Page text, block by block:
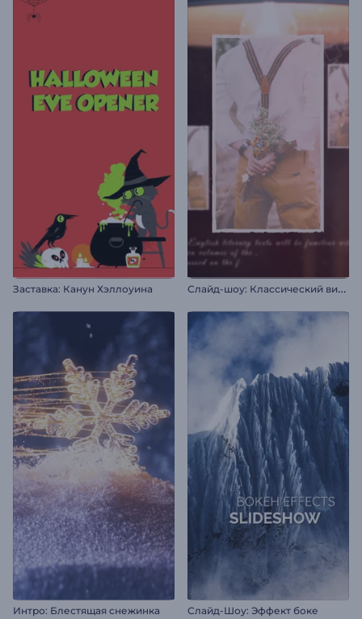
Заставка: Канун Хэллоуина С
лайд-шоу: Классический винтаж
Интро: Блестящая снежинка Слайд-Шоу: Эффект боке